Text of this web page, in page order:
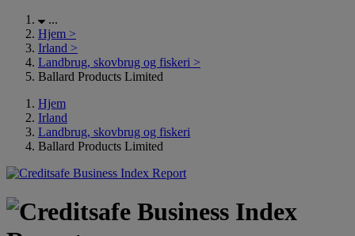
...
Hjem >
Irland >
Landbrug, skovbrug og fiskeri >
Ballard Products Limited
Hjem
Irland
Landbrug, skovbrug og fiskeri
Ballard Products Limited